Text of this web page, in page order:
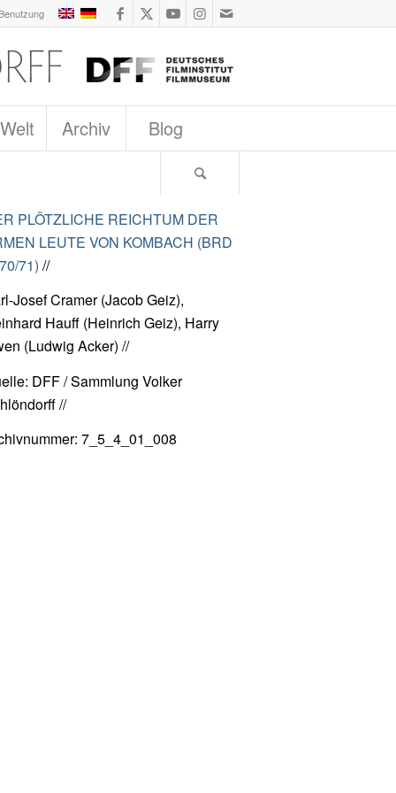
Archiv Blog
PLÖTZLICHE REICHTUM DER
LEUTE VON KOMBACH (BRD
71) //
Josef Cramer (Jacob Geiz),
Hauff (Heinrich Geiz), Harry
(Ludwig Acker) //
DFF / Sammlung Volker
//
7_5_4_01_008